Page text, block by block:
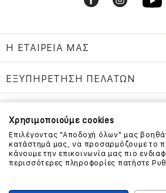
Η ΕΤΑΙΡΕΙΑ ΜΑΣ
ΕΞΥΠΗΡΕΤΗΣΗ ΠΕΛΑΤΩΝ
ΕΠΙΚΟΙΝΩΝΗΣΤΕ
210 999 4510
(Χρεώση μια αστική μονάδα
Χρησιμοποιούμε cookies
Επιλέγοντας "Αποδοχή όλων" μας
κατάστημά μας, να προσαρμόζουμε το
κάνουμε την επικοινωνία μας πιο
περισσότερες πληροφορίες πατήστε